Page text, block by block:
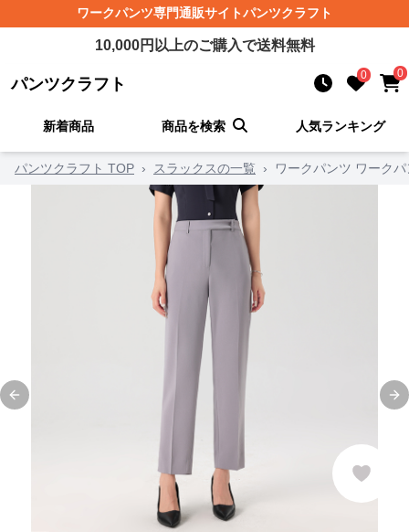
ワークパンツ専門通販サイトパンツクラフト
10,000円以上のご購入で送料無料
パンツクラフト 0 0
新着商品 商品を検索 人気ランキング
パンツクラフト TOP › スラックスの一覧 › ワークパンツ ワーク
Previous slide